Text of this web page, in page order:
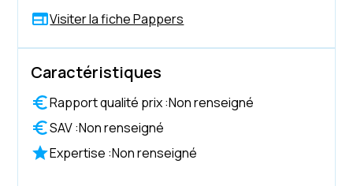
Visiter la fiche Pappers
Caractéristiques
Rapport qualité prix :Non renseigné
SAV :Non renseigné
Expertise :Non renseigné